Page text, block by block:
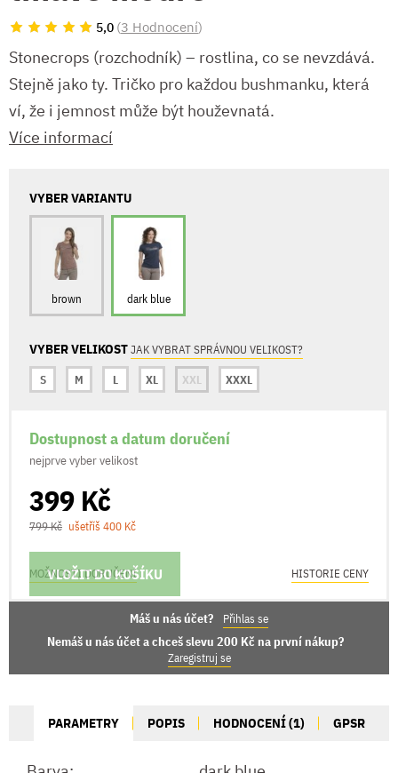
5,0 (3 Hodnocení)
Stonecrops (rozchodník) – rostlina, co se nevzdává.
Stejně jako ty. Tričko pro každou bushmanku, která
ví, že i jemnost může být houževnatá.
Více informací
VYBER VARIANTU
brown dark blue
VYBER VELIKOSTJAK VYBRAT SPRÁVNOU VELIKOST?
S
M L XL XXL XXXL
Dostupnost a datum doručení
nejprve vyber velikost
399 Kč
799 Kč ušetříš 400 Kč
VLOŽIT DO KOŠÍKU
MOŽNOSTI DORUČENÍ HISTORIE CENY
Máš u nás účet? Přihlas se
Nemáš u nás účet a chceš slevu 200 Kč na první nákup?
Zaregistruj se
PARAMETRY POPIS HODNOCENÍ (1) GPSR